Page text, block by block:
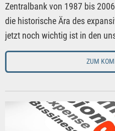
Zentralbank von 1987 bis
die historische Ära des
jetzt noch wichtig ist in den
ZUM